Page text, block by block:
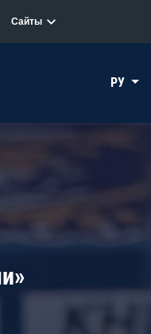
Сайты
РУ